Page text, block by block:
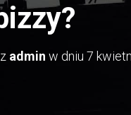
admin w dniu 7